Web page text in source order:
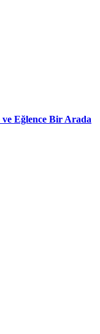
Eğlence Bir Arada